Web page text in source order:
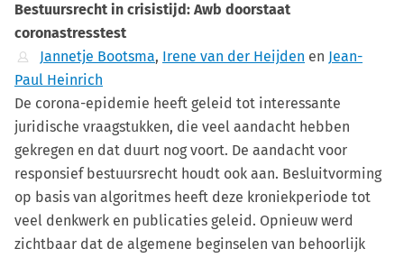
Bestuursrecht in crisistijd: Awb doorstaat
coronastresstest
Jannetje Bootsma, Irene van der Heijden en Jean-
Paul Heinrich
De corona-epidemie heeft geleid tot interessante
juridische vraagstukken, die veel aandacht hebben
gekregen en dat duurt nog voort. De aandacht voor
responsief bestuursrecht houdt ook aan. Besluitvorming
op basis van algoritmes heeft deze kroniekperiode tot
veel denkwerk en publicaties geleid. Opnieuw werd
zichtbaar dat de algemene beginselen van behoorlijk